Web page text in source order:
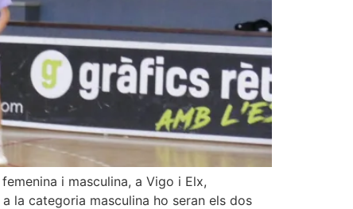
i masculina, a Vigo i Elx,
la categoria masculina ho seran els dos